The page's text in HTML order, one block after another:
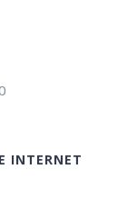
INTERNET